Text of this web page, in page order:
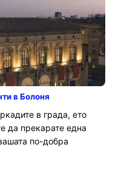
в Болоня
в града, ето
да прекарате една
по-добра